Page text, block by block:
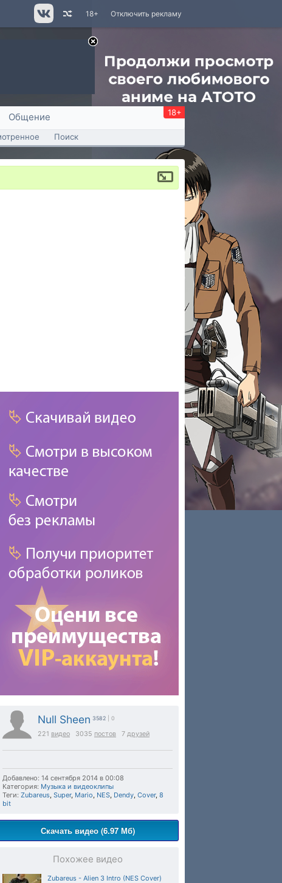
Отключить рекламу
18+
Общение 18+
Поиск
Null Sheen 3582 | 0
221 видео 3035 постов 7 друзей
Добавлено: 14 сентября 2014 в 00:08
Категория: Музыка и видеоклипы
Теги: Zubareus, Super, Mario, NES, Dendy, Cover, 8
bit
Скачать видео (6.97 Мб)
Похожее видео
Zubareus - Alien 3 Intro (NES Cover)